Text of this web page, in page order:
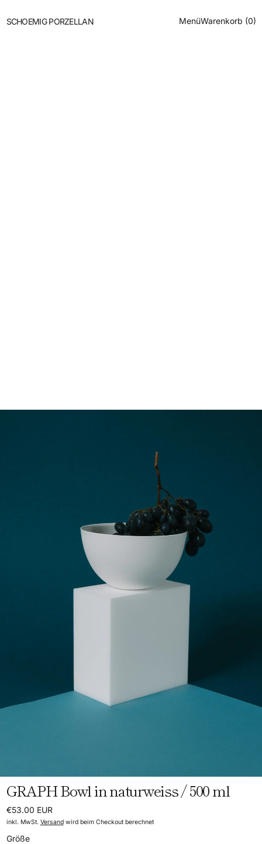
SCHOEMIG PORZELLAN MenüWarenkorb (0)
GRAPH Bowl in naturweiss / 500 ml
Normaler Preis
€53.00 EUR
inkl. MwSt. Versandwird beim Checkout berechnet
Größe